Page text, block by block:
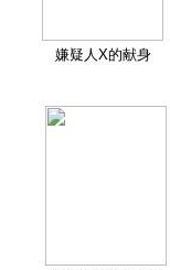
嫌疑人X的献身